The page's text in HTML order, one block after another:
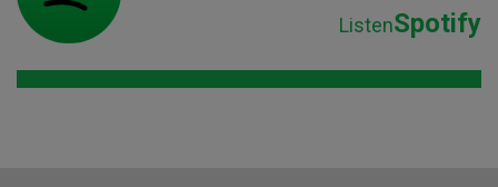
ListenSpotify